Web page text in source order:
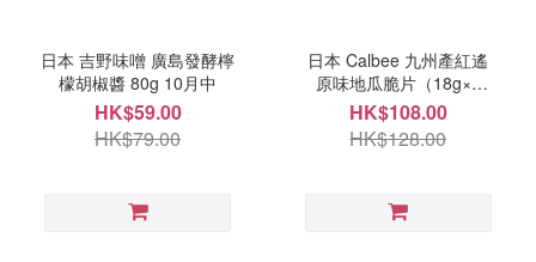
日本 吉野味噌 廣島發酵檸
檬胡椒醬 80g 10月中
HK$59.00
HK$79.00
日本 Calbee 九州產紅遙
原味地瓜脆片（18g×6
袋） 10月中
HK$108.00
HK$128.00